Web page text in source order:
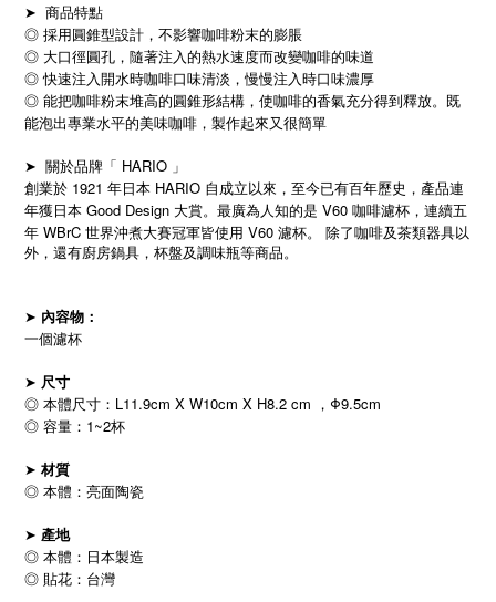
➤ 商品特點
◎ 採用圓錐型設計，不影響咖啡粉末的膨脹
◎ 大口徑圓孔，隨著注入的熱水速度而改變咖啡的味道
◎ 快速注入開水時咖啡口味清淡，慢慢注入時口味濃厚
◎ 能把咖啡粉末堆高的圓錐形結構，使咖啡的香氣充分得到釋放。既
能泡出專業水平的美味咖啡，製作起來又很簡單
➤ 關於品牌「 HARIO 」
創業於 1921 年日本 HARIO 自成立以來，至今已有百年歷史，產品連
年獲日本 Good Design 大賞。最廣為人知的是 V60 咖啡濾杯，連續五
年 WBrC 世界沖煮大賽冠軍皆使用 V60 濾杯。
除了咖啡及茶類器具以
外，還有廚房鍋具，杯盤及調味瓶等商品。
➤ 內容物：
一個濾杯
➤ 尺寸
◎ 本體尺寸：L11.9cm X W10cm X H8.2 cm ，Φ9.5cm
◎ 容量：1~2杯
➤ 材質
◎ 本體：亮面陶瓷
➤ 產地
◎ 本體：日本製造
◎ 貼花：台灣